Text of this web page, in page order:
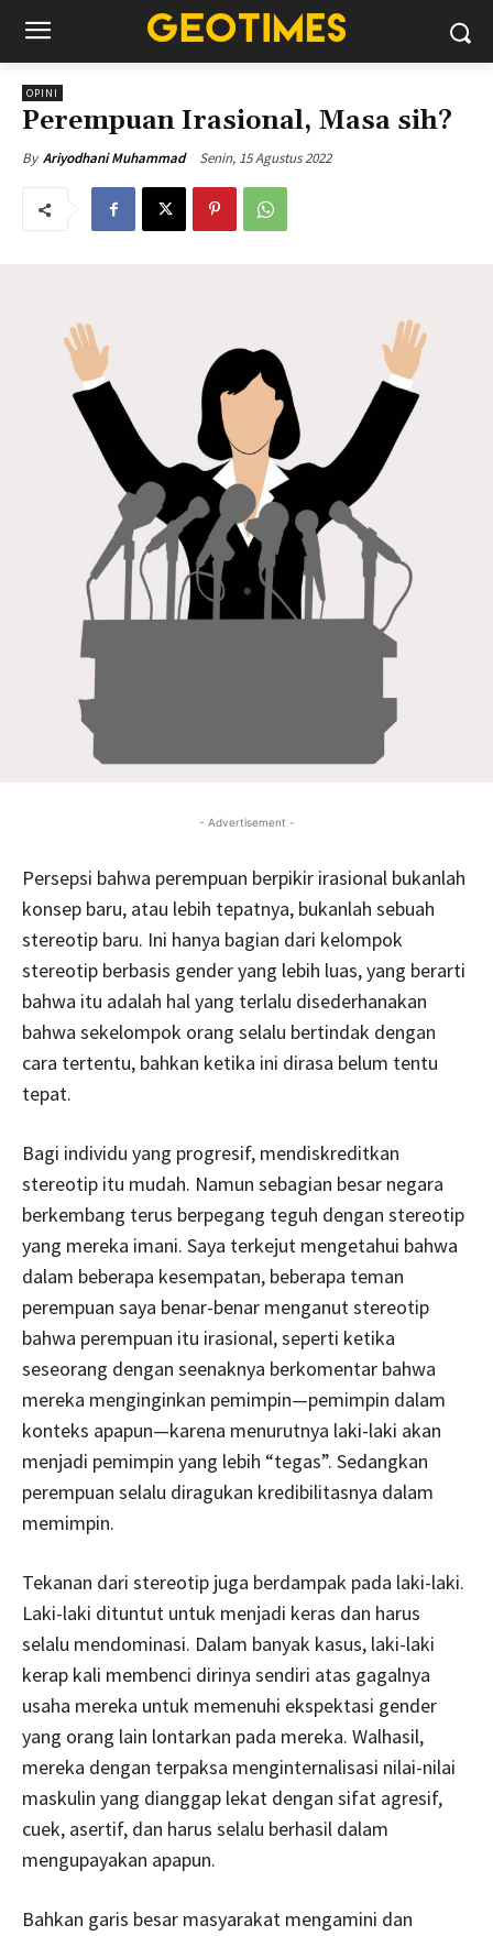
OPINI
Perempuan Irasional, Masa sih?
By Ariyodhani Muhammad Senin, 15 Agustus 2022
- Advertisement -
Persepsi bahwa perempuan berpikir irasional bukanlah
konsep baru, atau lebih tepatnya, bukanlah sebuah
stereotip baru. Ini hanya bagian dari kelompok
stereotip berbasis gender yang lebih luas, yang berarti
bahwa itu adalah hal yang terlalu disederhanakan
bahwa sekelompok orang selalu bertindak dengan
cara tertentu, bahkan ketika ini dirasa belum tentu
tepat.
Bagi individu yang progresif, mendiskreditkan
stereotip itu mudah. Namun sebagian besar negara
berkembang terus berpegang teguh dengan stereotip
yang mereka imani. Saya terkejut mengetahui bahwa
dalam beberapa kesempatan, beberapa teman
perempuan saya benar-benar menganut stereotip
bahwa perempuan itu irasional, seperti ketika
seseorang dengan seenaknya berkomentar bahwa
mereka menginginkan pemimpin—pemimpin dalam
konteks apapun—karena menurutnya laki-laki akan
menjadi pemimpin yang lebih “tegas”. Sedangkan
perempuan selalu diragukan kredibilitasnya dalam
memimpin.
Tekanan dari stereotip juga berdampak pada laki-laki.
Laki-laki dituntut untuk menjadi keras dan harus
selalu mendominasi. Dalam banyak kasus, laki-laki
kerap kali membenci dirinya sendiri atas gagalnya
usaha mereka untuk memenuhi ekspektasi gender
yang orang lain lontarkan pada mereka. Walhasil,
mereka dengan terpaksa menginternalisasi nilai-nilai
maskulin yang dianggap lekat dengan sifat agresif,
cuek, asertif, dan harus selalu berhasil dalam
mengupayakan apapun.
Bahkan garis besar masyarakat mengamini dan